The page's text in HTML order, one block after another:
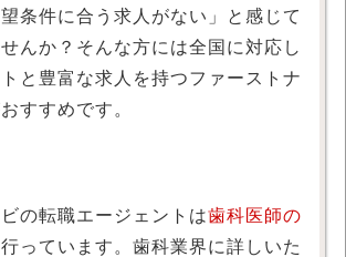
条件に合う求人がない」と感じて
んか？そんな方には全国に対応し
と豊富な求人を持つファーストナ
すすめです。
の転職エージェントは歯科医師の
っています。歯科業界に詳しいた